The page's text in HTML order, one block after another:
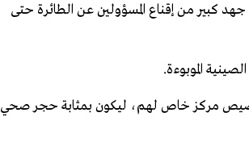
كبير من إقناع المسؤولين عن الطائرة حتى
الموبوءة.
مرزيسايد، حيث تم تخصيص مركز خاص لهم، ليكون بمثابة حجر صحي